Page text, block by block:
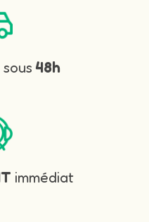
48h
immédiat